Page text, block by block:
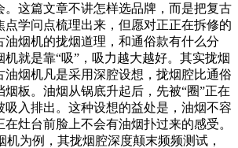
。这篇文章不讲怎样选品牌，而是把复古
点学问点梳理出来，但愿对正正在拆修的
油烟机的拢烟道理，和通俗款有什么分
就是靠“吸”，吸力越大越好。其实拢烟
油烟机凡是采用深腔设想，拢烟腔比通俗
板。油烟从锅底升起后，先被“圈”正在
吸入排出。这种设想的益处是，油烟不容
灶台前脸上不会有油烟扑过来的感受。
为例，其拢烟腔深度颠末频频测试，